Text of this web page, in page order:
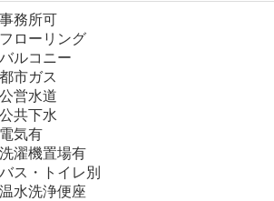
事務所可
フローリング
バルコニー
都市ガス
公営水道
公共下水
電気有
洗濯機置場有
バス・トイレ別
温水洗浄便座